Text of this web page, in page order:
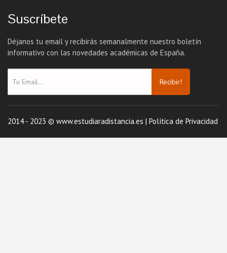
Suscríbete
Déjanos tu email y recibirás semanalmente nuestro boletín
informativo con las novedades académicas de España.
Recibir!
2014 - 2023 © www.estudiaradistancia.es | Política de Privacidad